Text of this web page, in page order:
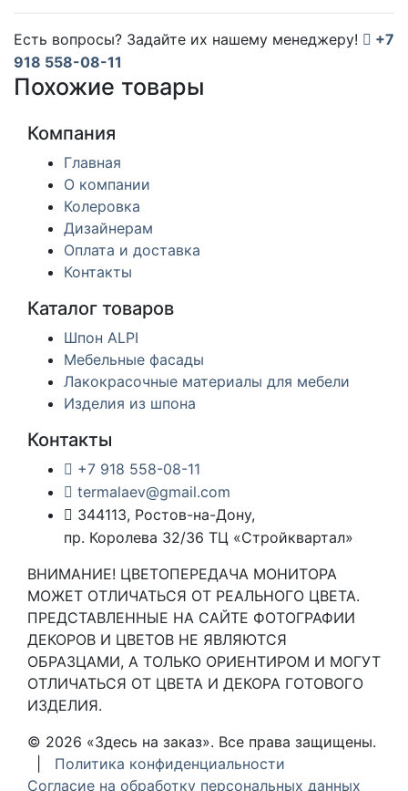
Есть вопросы? Задайте их нашему менеджеру!
+7
918 558-08-11
Похожие товары
Компания
Главная
О компании
Колеровка
Дизайнерам
Оплата и доставка
Контакты
Каталог товаров
Шпон ALPI
Мебельные фасады
Лакокрасочные материалы для мебели
Изделия из шпона
Контакты
+7 918 558-08-11
termalaev@gmail.com
344113, Ростов-на-Дону,
пр. Королева 32/36 ТЦ «Стройквартал»
ВНИМАНИЕ! ЦВЕТОПЕРЕДАЧА МОНИТОРА
МОЖЕТ ОТЛИЧАТЬСЯ ОТ РЕАЛЬНОГО ЦВЕТА.
ПРЕДСТАВЛЕННЫЕ НА САЙТЕ ФОТОГРАФИИ
ДЕКОРОВ И ЦВЕТОВ НЕ ЯВЛЯЮТСЯ
ОБРАЗЦАМИ, А ТОЛЬКО ОРИЕНТИРОМ И МОГУТ
ОТЛИЧАТЬСЯ ОТ ЦВЕТА И ДЕКОРА ГОТОВОГО
ИЗДЕЛИЯ.
© 2026 «Здесь на заказ». Все права защищены.
Политика конфиденциальности
Согласие на обработку персональных данных